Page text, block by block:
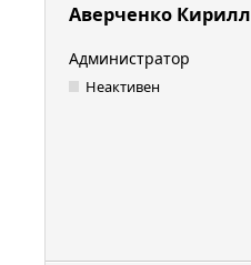
Аверченко Кирилл
Администратор
Неактивен